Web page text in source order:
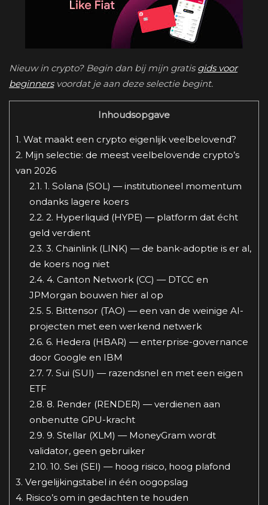
Nieuw in crypto? Begin dan bij mijn gratis gids voor
beginnersvoordat je aan deze selectie begint.
Inhoudsopgave
1. Wat maakt een crypto eigenlijk veelbelovend?
2. Mijn selectie: de meest veelbelovende crypto’s
van 2026
2.1. 1. Solana (SOL) — institutioneel momentum
ondanks lagere koers
2.2. 2. Hyperliquid (HYPE) — platform dat écht
geld verdient
2.3. 3. Chainlink (LINK) — de bank-adoptie is er al,
de koers nog niet
2.4. 4. Canton Network (CC) — DTCC en
JPMorgan bouwen hier al op
2.5. 5. Bittensor (TAO) — een van de weinige AI-
projecten met een werkend netwerk
2.6. 6. Hedera (HBAR) — enterprise-governance
door Google en IBM
2.7. 7. Sui (SUI) — razendsnel en met een eigen
ETF
2.8. 8. Render (RENDER) — verdienen aan
onbenutte GPU-kracht
2.9. 9. Stellar (XLM) — MoneyGram wordt
validator, geen gebruiker
2.10. 10. Sei (SEI) — hoog risico, hoog plafond
3. Vergelijkingstabel in één oogopslag
4. Risico’s om in gedachten te houden